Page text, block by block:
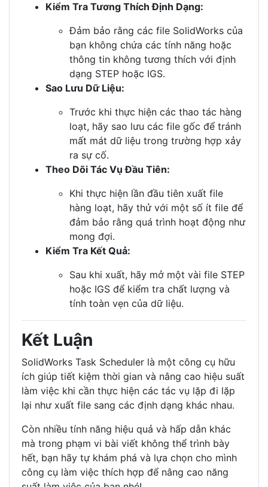
Kiểm Tra Tương Thích Định Dạng:
Đảm bảo rằng các file SolidWorks của
bạn không chứa các tính năng hoặc
thông tin không tương thích với định
dạng STEP hoặc IGS.
Sao Lưu Dữ Liệu:
Trước khi thực hiện các thao tác hàng
loạt, hãy sao lưu các file gốc để tránh
mất mát dữ liệu trong trường hợp xảy
ra sự cố.
Theo Dõi Tác Vụ Đầu Tiên:
Khi thực hiện lần đầu tiên xuất file
hàng loạt, hãy thử với một số ít file để
đảm bảo rằng quá trình hoạt động như
mong đợi.
Kiểm Tra Kết Quả:
Sau khi xuất, hãy mở một vài file STEP
hoặc IGS để kiểm tra chất lượng và
tính toàn vẹn của dữ liệu.
Kết Luận
SolidWorks Task Scheduler là một công cụ hữu
ích giúp tiết kiệm thời gian và nâng cao hiệu suất
làm việc khi cần thực hiện các tác vụ lặp đi lặp
lại như xuất file sang các định dạng khác nhau.
Còn nhiều tính năng hiệu quả và hấp dẫn khác
mà trong phạm vi bài viết không thể trình bày
hết, bạn hãy tự khám phá và lựa chọn cho mình
công cụ làm việc thích hợp để nâng cao năng